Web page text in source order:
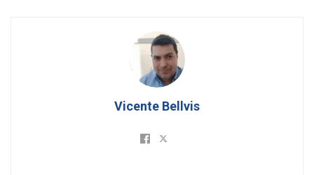
Vicente Bellvis